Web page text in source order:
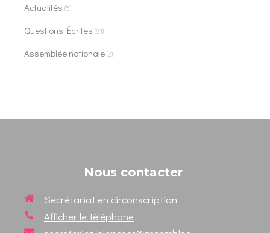
Actualités (5)
Questions Écrites (81)
Assemblée nationale(2)
Nous contacter
Secrétariat en circonscription
Afficher le téléphone